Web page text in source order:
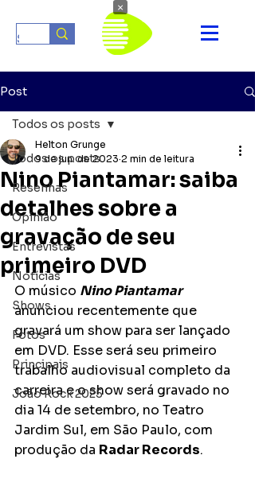
Post
Todos os posts
Resenhas
Opinião
Entrevistas
Notícias
Shows
Fotos
Principais
João Rock 2025
Todos os posts
Nino Piantamar: saiba
detalhes sobre a
gravação de seu
primeiro DVD
Helton Grunge
9 de jun. de 2023 2 min de leitura
O músico Nino Piantamar
anunciou recentemente que
gravará um show para ser lançado
em DVD. Esse será seu primeiro
trabalho audiovisual completo da
carreira e o show será gravado no
dia 14 de setembro, no Teatro
Jardim Sul, em São Paulo, com
produção da Radar Records.
×